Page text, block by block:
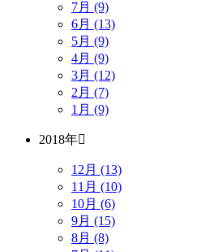
7月 (9)
6月 (13)
5月 (9)
4月 (9)
3月 (12)
2月 (7)
1月 (9)
2018年
12月 (13)
11月 (10)
10月 (6)
9月 (15)
8月 (8)